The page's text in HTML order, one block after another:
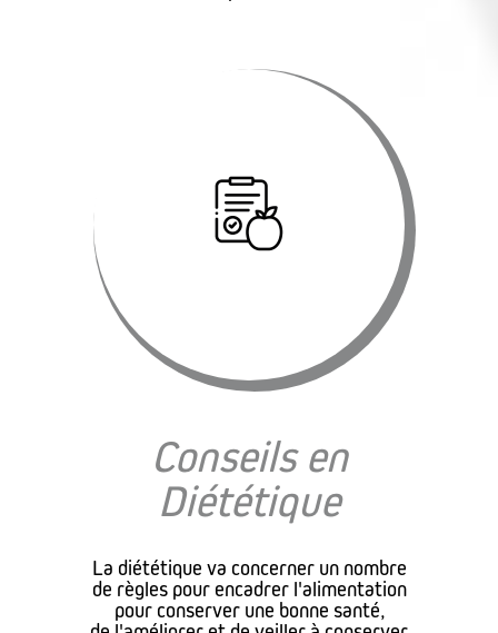
Conseils en
Diététique
La diététique va concerner un nombre
de règles pour encadrer l'alimentation
pour conserver une bonne santé,